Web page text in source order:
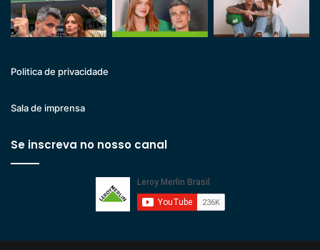
Politica de privacidade
Sala de imprensa
Se inscreva no nosso canal